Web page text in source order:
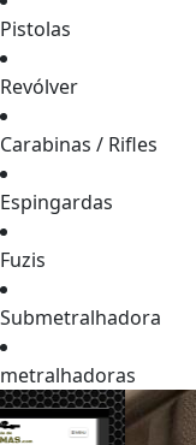
Pistolas
Revólver
Carabinas / Rifles
Espingardas
Fuzis
Submetralhadora
metralhadoras